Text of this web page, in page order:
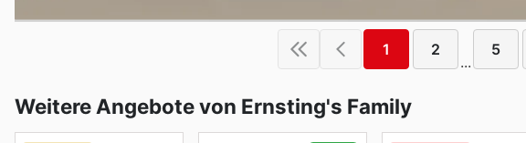
1 2
...
5
Weitere Angebote von Ernsting's Family